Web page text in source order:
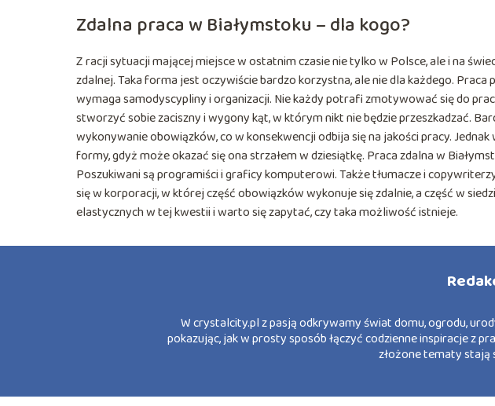
Zdalna praca w Białymstoku – dla kogo?
Z racji sytuacji mającej miejsce w ostatnim czasie nie tylko w Polsce, ale i na
zdalnej. Taka forma jest oczywiście bardzo korzystna, ale nie dla każdego.
wymaga samodyscypliny i organizacji. Nie każdy potrafi zmotywować się do
stworzyć sobie zaciszny i wygony kąt, w którym nikt nie będzie przeszkadzać.
wykonywanie obowiązków, co w konsekwencji odbija się na jakości pracy.
formy, gdyż może okazać się ona strzałem w dziesiątkę. Praca zdalna w
Poszukiwani są programiści i graficy komputerowi. Także tłumacze i
się w korporacji, w której część obowiązków wykonuje się zdalnie, a część w
elastycznych w tej kwestii i warto się zapytać, czy taka możliwość istnieje.
W crystalcity.pl z pasją odkrywamy świat domu, ogrodu,
pokazując, jak w prosty sposób łączyć codzienne inspiracje z
złożone tematy stają